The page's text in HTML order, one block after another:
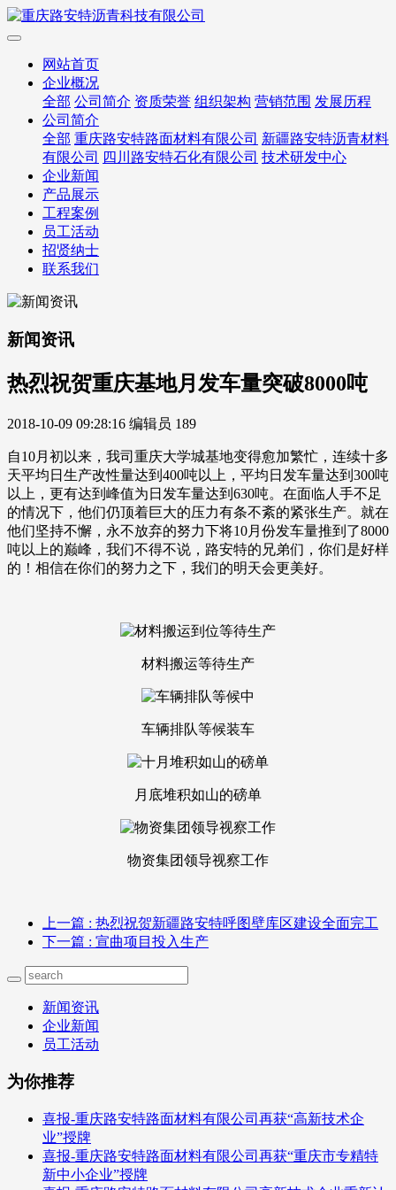
网站首页
企业概况
全部 公司简介 资质荣誉 组织架构 营销范围 发展历程
公司简介
全部 重庆路安特路面材料有限公司 新疆路安特沥青材料
有限公司
四川路安特石化有限公司 技术研发中心
企业新闻
产品展示
工程案例
员工活动
招贤纳士
联系我们
新闻资讯
热烈祝贺重庆基地月发车量突破8000吨
2018-10-09 09:28:16 编辑员 189
自10月初以来，我司重庆大学城基地变得愈加繁忙，连续十多
天平均日生产改性量达到400吨以上，平均日发车量达到300吨
以上，更有达到峰值为日发车量达到630吨。在面临人手不足
的情况下，他们仍顶着巨大的压力有条不紊的紧张生产。就在
他们坚持不懈，永不放弃的努力下将10月份发车量推到了8000
吨以上的巅峰，我们不得不说，路安特的兄弟们，你们是好样
的！相信在你们的努力之下，我们的明天会更美好。
材料搬运等待生产
车辆排队等候装车
月底堆积如山的磅单
物资集团领导视察工作
上一篇 : 热烈祝贺新疆路安特呼图壁库区建设全面完工
下一篇 : 宣曲项目投入生产
新闻资讯
企业新闻
员工活动
为你推荐
喜报-重庆路安特路面材料有限公司再获“高新技术企
业”授牌
喜报-重庆路安特路面材料有限公司再获“重庆市专精特
新中小企业”授牌